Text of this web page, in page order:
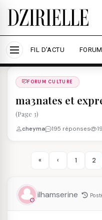
Nous utilisons des
expérience et
Accepter
FIL D'ACTU
Forums
FORUM CULTURE
ma3nates et
(Page 3)
cheyma 195 réponses
« ‹ 1 2
ilhamserine